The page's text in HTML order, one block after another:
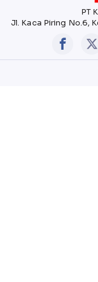
PT
Jl. Kaca Piring No.6,